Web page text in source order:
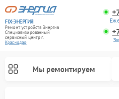
FIX-ЭНЕРГИЯ
Ремонт устройств Энергия
Специализированный
cервисный центр г.
Краснодар
Мы ремонтируем